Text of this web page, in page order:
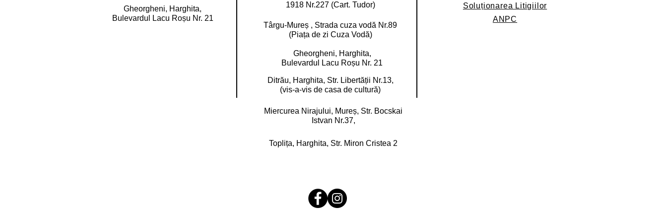
Gheorgheni, Harghita,
Bulevardul Lacu Roșu Nr. 21
1918 Nr.227 (Cart. Tudor)
Târgu-Mureș , Strada cuza vodă Nr.89
(Piața de zi Cuza Vodă)
Gheorgheni, Harghita,
Bulevardul Lacu Roșu Nr. 21
Ditrău, Harghita, Str. Libertății Nr.13,
(vis-a-vis de casa de cultură)
Soluționarea Litigiilor
ANPC
Miercurea Nirajului, Mureș, Str. Bocskai
Istvan Nr.37,
Toplița, Harghita, Str. Miron Cristea 2